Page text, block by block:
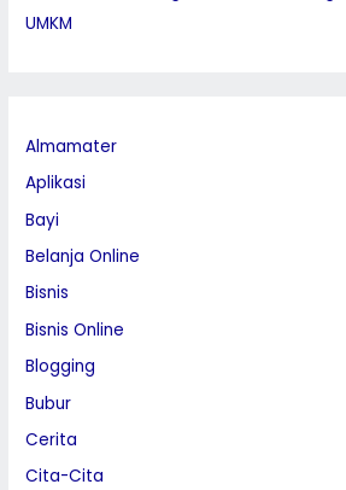
UMKM
Almamater
Aplikasi
Bayi
Belanja Online
Bisnis
Bisnis Online
Blogging
Bubur
Cerita
Cita-Cita